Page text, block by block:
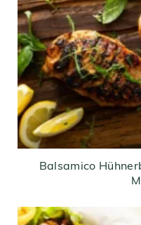
Balsamico